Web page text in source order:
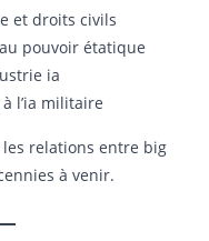
et droits civils
pouvoir étatique
ia
l’ia militaire
relations entre big
à venir.